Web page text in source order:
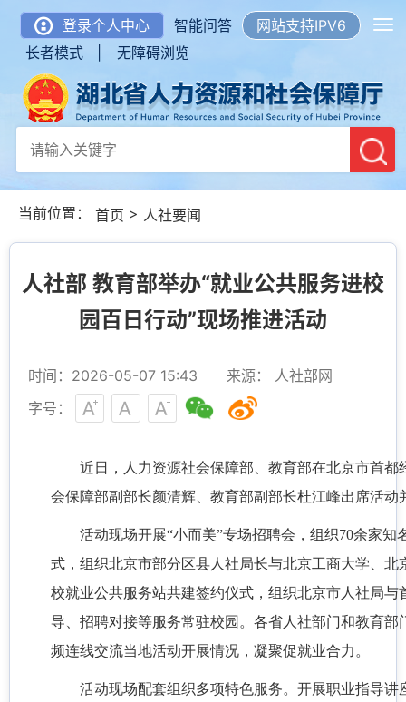
登录个人中心 智能问答
网站支持IPV6
长者模式 |
无障碍浏览
当前位置： 首页 > 人社要闻
人社部 教育部举办“就业公共服务进校
园百日行动”现场推进活动
时间：2026-05-07 15:43
来源： 人社部网
字号：
近日，人力资源社会保障部、教育部在北京市首
会保障部副部长颜清辉、教育部副部长杜江峰出席活
活动现场开展“小而美”专场招聘会，组织70余家
式，组织北京市部分区县人社局长与北京工商大学、
校就业公共服务站共建签约仪式，组织北京市人社局
导、招聘对接等服务常驻校园。各省人社部门和教育
频连线交流当地活动开展情况，凝聚促就业合力。
活动现场配套组织多项特色服务。开展职业指导